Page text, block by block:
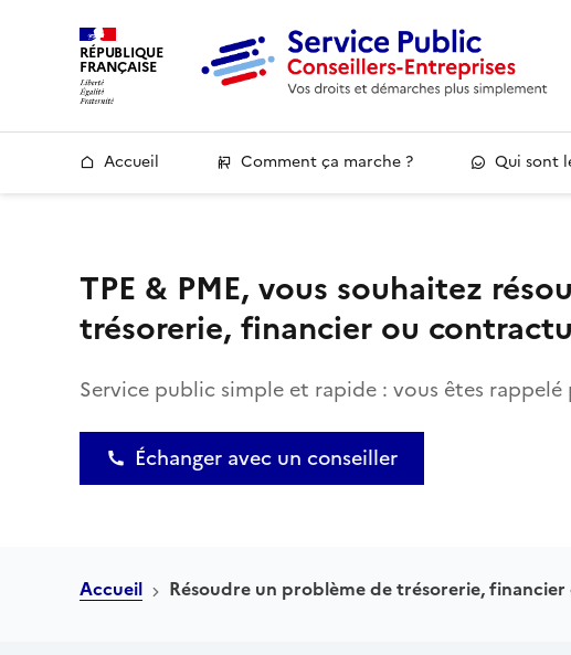
RÉPUBLIQUE
FRANÇAISE
Accueil Comment ça marche ? Qui sont
TPE & PME, vous souhaitez
trésorerie, financier ou
Service public simple et rapide : vous êtes
Échanger avec un conseiller
Accueil Résoudre un problème de trésorerie,